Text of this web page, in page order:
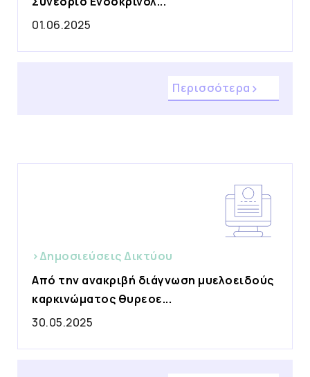
01.06.2025
Περισσότερα
>Δημοσιεύσεις Δικτύου
Από την ανακριβή διάγνωση μυελοειδούς
καρκινώματος θυρεοε...
30.05.2025